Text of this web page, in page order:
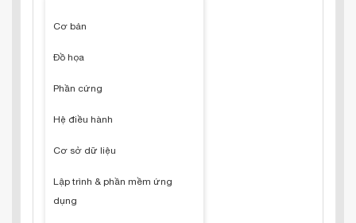
Cơ bản
Đồ họa
Phần cứng
Hệ điều hành
Cơ sở dữ liệu
Lập trình & phần mềm ứng
dụng